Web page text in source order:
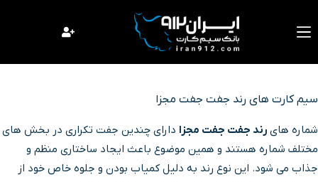
محتوا
سیم کارت های رند جفت جفت مجزا
شماره های رند جفت جفت مجزا دارای چندین جفت تکراری در بخش های
مختلف شماره هستند و همین موضوع باعث ایجاد ساختاری منظم و
جذاب می شود. این نوع رند به دلیل کمیاب بودن و جلوه خاص خود از